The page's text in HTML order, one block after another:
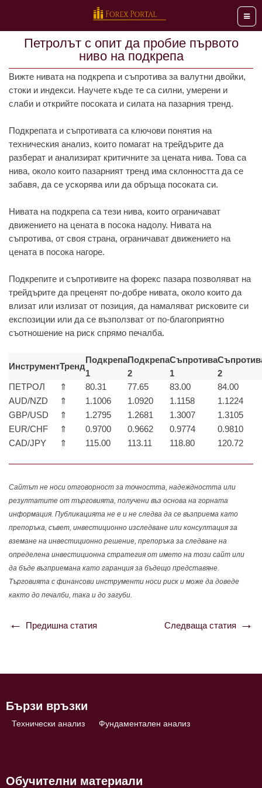
Меню
Петролът с опит да пробие първото
ниво на подкрепа
Вижте нивата на подкрепа и съпротива за валутни двойки,
стоки и индекси. Научете къде те са силни, умерени и
слаби и открийте посоката и силата на пазарния тренд.
Подкрепата и съпротивата са ключови понятия на
техническия анализ, които помагат на трейдърите да
разберат и анализират критичните за цената нива. Това са
нива, около които пазарният тренд има склонността да се
забавя, да се ускорява или да обръща посоката си.
Нивата на подкрепа са тези нива, които ограничават
движението на цената в посока надолу. Нивата на
съпротива, от своя страна, ограничават движението на
цената в посока нагоре.
Подкрепите и съпротивите на форекс пазара позволяват на
трейдърите да преценят по-добре нивата, около които да
влизат или излизат от позиция, да намаляват рисковите си
експозиции или да се възползват от по-благоприятно
съотношение на риск спрямо печалба.
ИнструментТренд
Подкрепа
1
Подкрепа
2
Съпротива
1
2
ПЕТРОЛ
⇑ 80.31 77.65 83.00
84.00
AUD/NZD
⇑ 1.1006 1.0920 1.1158
1.1224
GBP/USD
⇑ 1.2795 1.2681 1.3007
1.3105
EUR/CHF
⇑ 0.9700 0.9662 0.9774
0.9810
CAD/JPY
⇑ 115.00 113.11 118.80 120.72
Сайтът не носи отговорност за точността, надеждността или
резултатите от търговията, получени въз основа на горната
информация. Публикацията не е и не следва да се възприема като
препоръка, съвет, инвестиционно изследване или консултация за
вземане на инвестиционно решение, препоръка за следване на
определена инвестиционна стратегия от името на този сайт или
да бъде възприемана като гаранция за бъдещо представяне.
Търговията с финансови инструменти носи риск и може да доведе
както до печалби, така и до загуби.
Навигация
Предишна статия Следваща статия
Бързи връзки
Технически анализ Фундаментален анализ
Обучителни материали